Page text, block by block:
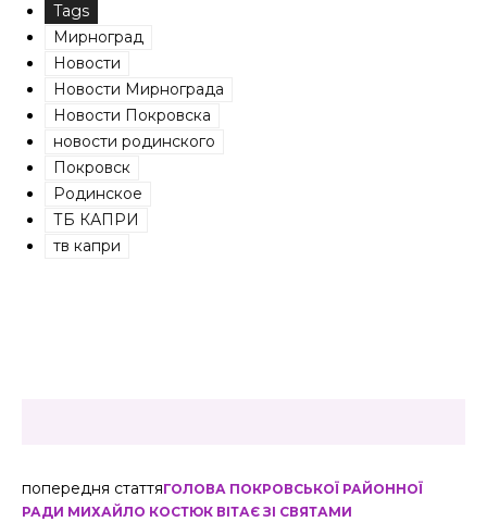
Tags
Мирноград
Новости
Новости Мирнограда
Новости Покровска
новости родинского
Покровск
Родинское
ТБ КАПРИ
тв капри
попередня статтяГОЛОВА ПОКРОВСЬКОЇ РАЙОННОЇ
РАДИ МИХАЙЛО КОСТЮК ВІТАЄ ЗІ СВЯТАМИ